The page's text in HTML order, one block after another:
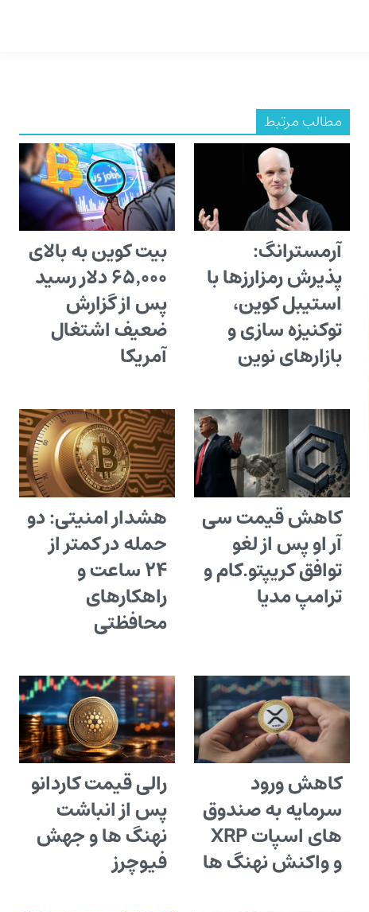
مطالب مرتبط
آرمسترانگ:
پذیرش رمزارزها با
استیبل کوین،
توکنیزه سازی و
بازارهای نوین
بیت کوین به بالای
۶۵٬۰۰۰ دلار رسید
پس از گزارش
ضعیف اشتغال
آمریکا
کاهش قیمت سی
آر او پس از لغو
توافق کریپتو.کام و
ترامپ مدیا
هشدار امنیتی: دو
حمله در کمتر از
۲۴ ساعت و
راهکارهای
محافظتی
کاهش ورود
سرمایه به صندوق
های اسپات XRP
و واکنش نهنگ ها
رالی قیمت کاردانو
پس از انباشت
نهنگ ها و جهش
فیوچرز